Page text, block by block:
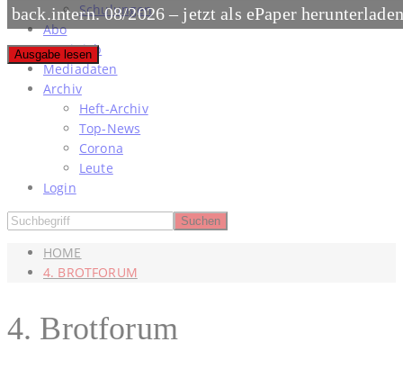
Schulungen
Abo
#meinjob
Mediadaten
Archiv
Heft-Archiv
Top-News
Corona
Leute
Login
HOME
4. BROTFORUM
4. Brotforum
back.intern. 08/2026 – jetzt als ePaper herunterladen
Ausgabe lesen